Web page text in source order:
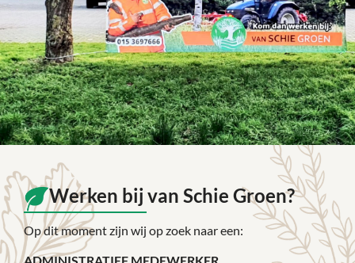
Werken bij van Schie Groen?
Op dit moment zijn wij op zoek naar een: